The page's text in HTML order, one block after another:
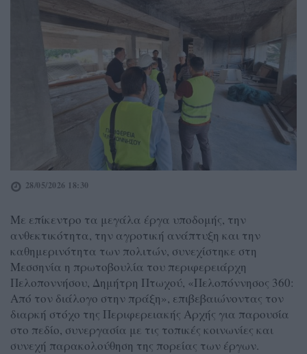
28/05/2026 18:30
Με επίκεντρο τα μεγάλα έργα υποδομής, την
ανθεκτικότητα, την αγροτική ανάπτυξη και την
καθημερινότητα των πολιτών, συνεχίστηκε στη
Μεσσηνία η πρωτοβουλία του περιφερειάρχη
Πελοποννήσου, Δημήτρη Πτωχού, «Πελοπόννησος 360:
Από τον διάλογο στην πράξη», επιβεβαιώνοντας τον
διαρκή στόχο της Περιφερειακής Αρχής για παρουσία
στο πεδίο, συνεργασία με τις τοπικές κοινωνίες και
συνεχή παρακολούθηση της πορείας των έργων.